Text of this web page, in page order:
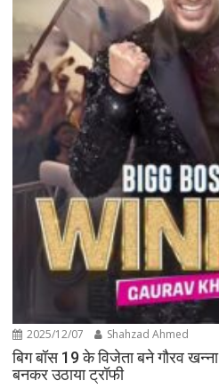
2025/12/07 Shahzad Ahmed
बिग बॉस 19 के विजेता बने गौरव
बनकर उठाया ट्रॉफी